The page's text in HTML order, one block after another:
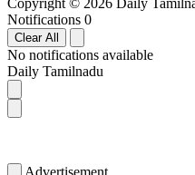
Copyright © 2026 Daily
Notifications 0
Clear All
No notifications available
Daily Tamilnadu
Advertisement